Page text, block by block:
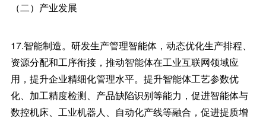
（二）产业发展
17.智能制造。研发生产管理智能体，动态优化生产排程、
资源分配和工序衔接，推动智能体在工业互联网领域应
用，提升企业精细化管理水平。提升智能体工艺参数优
化、加工精度检测、产品缺陷识别等能力，促进智能体与
数控机床、工业机器人、自动化产线等融合，促进提质增